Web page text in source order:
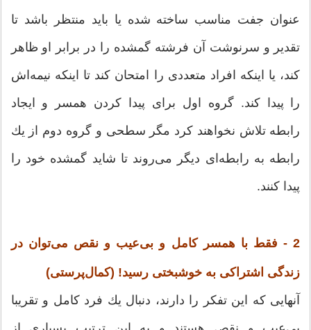
عنوان جفت مناسب ساخته شده یا باید منتظر باشد تا
تقدیر و سرنوشت آن فرشته گمشده را در برابر او ظاهر
كند، یا اینكه افراد متعددی را امتحان كند تا اینكه نیمه‌اش
را پیدا كند. گروه اول برای پیدا كردن همسر و ایجاد
رابطه تلاش نخواهند كرد مگر سطحی و گروه دوم از یك
رابطه به رابطه‌ای دیگر می‌روند تا شاید گمشده خود را
پیدا كنند.
2 - فقط با همسر كامل و بی‌عیب و نقص می‌توان در
زندگی اشتراكی به خوشبختی رسید! (كمال‌پرستی)
آنهایی که این تفکر را دارند، دنبال یك فرد كامل و تقریبا